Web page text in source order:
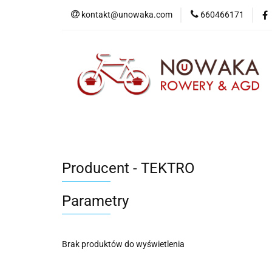
kontakt@unowaka.com 660466171
Producent - TEKTRO
Parametry
Brak produktów do wyświetlenia